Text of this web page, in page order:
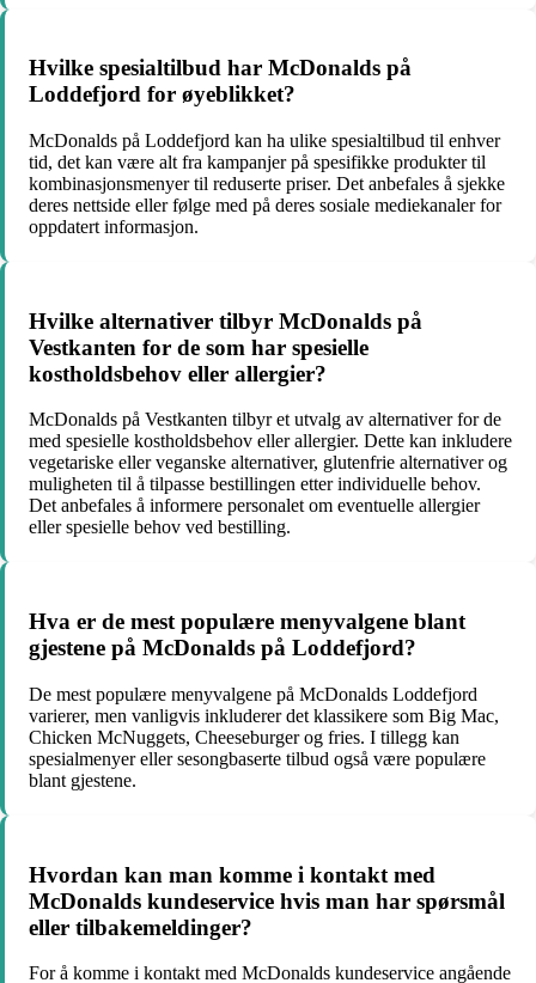
Hvilke spesialtilbud har McDonalds på
Loddefjord for øyeblikket?
McDonalds på Loddefjord kan ha ulike spesialtilbud til enhver
tid, det kan være alt fra kampanjer på spesifikke produkter til
kombinasjonsmenyer til reduserte priser. Det anbefales å sjekke
deres nettside eller følge med på deres sosiale mediekanaler for
oppdatert informasjon.
Hvilke alternativer tilbyr McDonalds på
Vestkanten for de som har spesielle
kostholdsbehov eller allergier?
McDonalds på Vestkanten tilbyr et utvalg av alternativer for de
med spesielle kostholdsbehov eller allergier. Dette kan inkludere
vegetariske eller veganske alternativer, glutenfrie alternativer og
muligheten til å tilpasse bestillingen etter individuelle behov.
Det anbefales å informere personalet om eventuelle allergier
eller spesielle behov ved bestilling.
Hva er de mest populære menyvalgene blant
gjestene på McDonalds på Loddefjord?
De mest populære menyvalgene på McDonalds Loddefjord
varierer, men vanligvis inkluderer det klassikere som Big Mac,
Chicken McNuggets, Cheeseburger og fries. I tillegg kan
spesialmenyer eller sesongbaserte tilbud også være populære
blant gjestene.
Hvordan kan man komme i kontakt med
McDonalds kundeservice hvis man har spørsmål
eller tilbakemeldinger?
For å komme i kontakt med McDonalds kundeservice angående